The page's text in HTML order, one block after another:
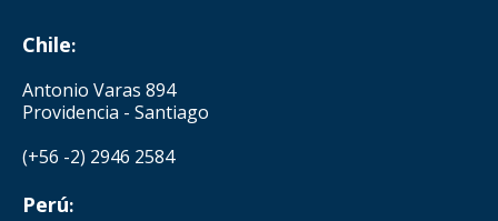
Chile:
Antonio Varas 894
Providencia - Santiago
(+56 -2) 2946 2584
Perú: